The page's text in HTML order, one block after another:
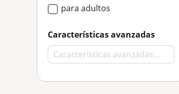
para adultos
Características avanzadas